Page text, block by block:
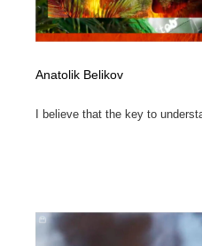
Anatolik Belikov
I believe that the key to